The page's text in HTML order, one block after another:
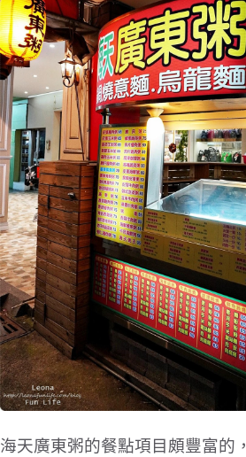
海天廣東粥的餐點項目頗豐富的，